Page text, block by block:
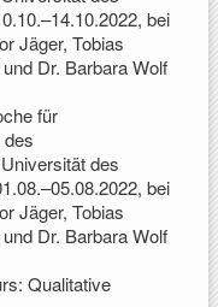
bei
Jäger, Tobias
Dr. Barbara Wolf
für
des
bei
Jäger, Tobias
Dr. Barbara Wolf
Qualitative